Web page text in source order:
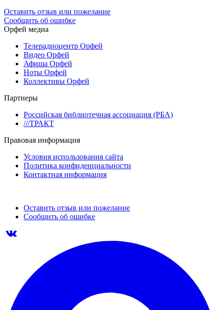
Оставить отзыв или пожелание
Сообщить об ошибке
Орфей медиа
Телерадиоцентр Орфей
Видео Орфей
Афиша Орфей
Ноты Орфей
Коллективы Орфей
Партнеры
Российская библиотечная ассоциация (РБА)
///ТРАКТ
Правовая информация
Условия использования сайта
Политика конфиденциальности
Контактная информация
Оставить отзыв или пожелание
Сообщить об ошибке